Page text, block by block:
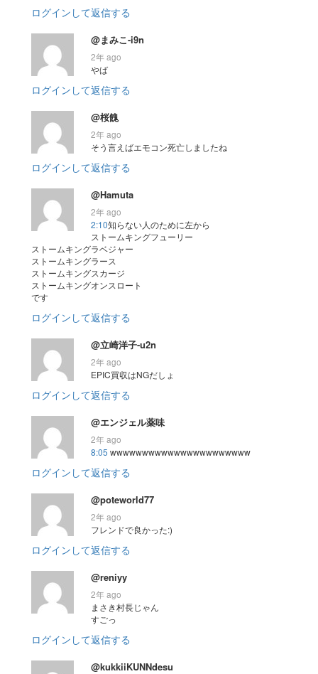
ログインして返信する
@まみこ-i9n
2年 ago
やば
ログインして返信する
@桜餽
2年 ago
そう言えばエモコン死亡しましたね
ログインして返信する
@Hamuta
2年 ago
2:10知らない人のために左から
ストームキングフューリー
ストームキングラベジャー
ストームキングラース
ストームキングスカージ
ストームキングオンスロート
です
ログインして返信する
@立崎洋子-u2n
2年 ago
EPIC買収はNGだしょ
ログインして返信する
@エンジェル薬味
2年 ago
8:05 wwwwwwwwwwwwwwwwwwwwww
ログインして返信する
@poteworld77
2年 ago
フレンドで良かった:)
ログインして返信する
@reniyy
2年 ago
まさき村長じゃん
すごっ
ログインして返信する
@kukkiiKUNNdesu